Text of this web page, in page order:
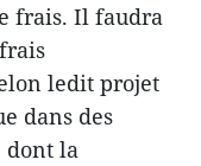
frais. Il faudra
ledit projet
dans des
dont la